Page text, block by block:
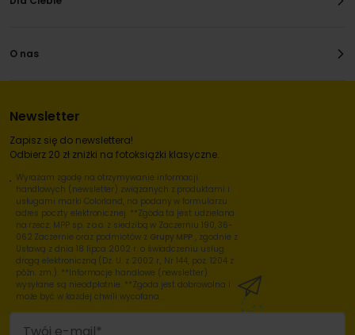
O nas
Newsletter
Zapisz się do newslettera!
Odbierz 20 zł zniżki na fotoksiążki klasyczne.
Wyrażam zgodę na otrzymywanie informacji
handlowych (newsletter) związanych z produktami i
usługami marki Colorland, na podany w formularzu
adres poczty elektronicznej. **Zgoda ta jest udzielana
na rzecz: MPP sp. z o.o. z siedzibą w Zaczerniu 190, 36-
062 Zaczernie oraz podmiotów z Grupy MPP , zgodnie z
Ustawą z dnia 18 lipca 2002 r. o świadczeniu usług
drogą elektroniczną (Dz. U. z 2002 r., Nr 144, poz. 1204 z
późn. zm.). **Informacje handlowe (newsletter)
wysyłane są nieodpłatnie. **Zgoda jest dobrowolna i
może być w każdej chwili wycofana.